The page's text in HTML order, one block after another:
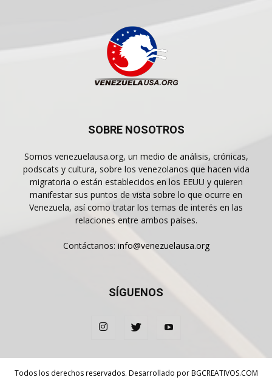
SOBRE NOSOTROS
Somos venezuelausa.org, un medio de análisis, crónicas,
podscats y cultura, sobre los venezolanos que hacen vida
migratoria o están establecidos en los EEUU y quieren
manifestar sus puntos de vista sobre lo que ocurre en
Venezuela, así como tratar los temas de interés en las
relaciones entre ambos países.
Contáctanos: info@venezuelausa.org
SÍGUENOS
Todos los derechos reservados. Desarrollado porBGCREATIVOS.COM